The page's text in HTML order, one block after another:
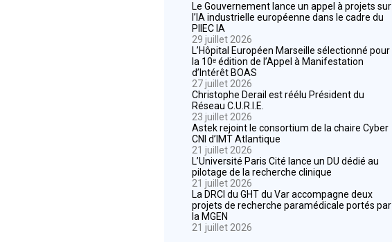
Le Gouvernement lance un appel à projets sur
l’IA industrielle européenne dans le cadre du
PIIEC IA
29 juillet 2026
L’Hôpital Européen Marseille sélectionné pour
la 10ᵉ édition de l’Appel à Manifestation
d’Intérêt BOAS
27 juillet 2026
Christophe Derail est réélu Président du
Réseau C.U.R.I.E.
23 juillet 2026
Astek rejoint le consortium de la chaire Cyber
CNI d’IMT Atlantique
21 juillet 2026
L’Université Paris Cité lance un DU dédié au
pilotage de la recherche clinique
21 juillet 2026
La DRCI du GHT du Var accompagne deux
projets de recherche paramédicale portés par
la MGEN
21 juillet 2026